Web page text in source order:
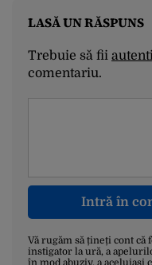
LASĂ UN RĂSPUNS
Trebuie să fii
comentariu.
Intră în
Vă rugăm să țineți cont
instigator la ură, a
în mod abuziv, a aceluiași